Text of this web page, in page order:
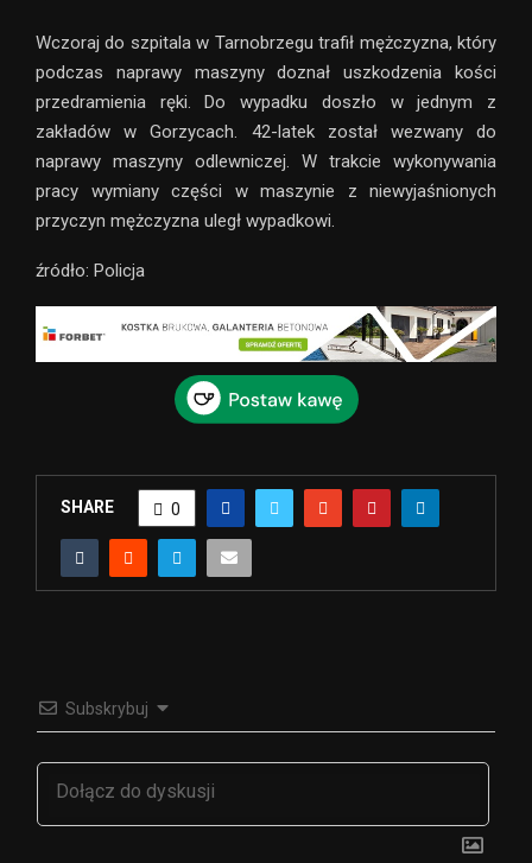
Wczoraj do szpitala w Tarnobrzegu trafił mężczyzna, który
podczas naprawy maszyny doznał uszkodzenia kości
przedramienia ręki. Do wypadku doszło w jednym z
zakładów w Gorzycach. 42-latek został wezwany do
naprawy maszyny odlewniczej. W trakcie wykonywania
pracy wymiany części w maszynie z niewyjaśnionych
przyczyn mężczyzna uległ wypadkowi.
źródło: Policja
SHARE 0
Subskrybuj